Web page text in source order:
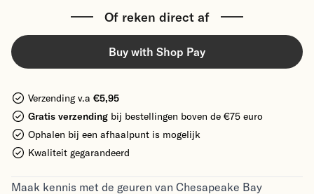
Of reken direct af
Buy with Shop Pay
Verzending v.a €5,95
Gratis verzending bij bestellingen boven de €75 euro
Ophalen bij een afhaalpunt is mogelijk
Kwaliteit gegarandeerd
Maak kennis met de geuren van Chesapeake Bay